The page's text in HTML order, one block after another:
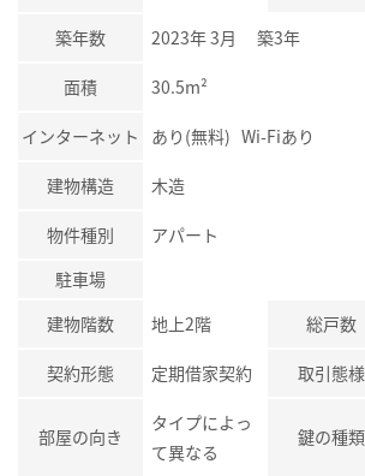
築年数 2023年 3月 築3年
面積 30.5m²
インターネット あり(無料) Wi-Fiあり
建物構造 木造
物件種別
アパート
駐車場
建物階数
地上2階 総戸数
契約形態 定期借家契約 取引態様
部屋の向き
タイプによっ
て異なる
鍵の種類